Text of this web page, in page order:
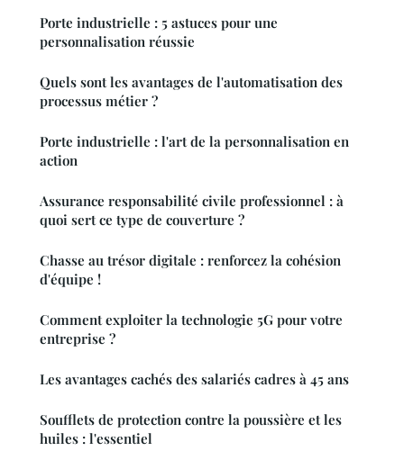
Porte industrielle : 5 astuces pour une
personnalisation réussie
Quels sont les avantages de l'automatisation des
processus métier ?
Porte industrielle : l'art de la personnalisation en
action
Assurance responsabilité civile professionnel : à
quoi sert ce type de couverture ?
Chasse au trésor digitale : renforcez la cohésion
d'équipe !
Comment exploiter la technologie 5G pour votre
entreprise ?
Les avantages cachés des salariés cadres à 45 ans
Soufflets de protection contre la poussière et les
huiles : l'essentiel